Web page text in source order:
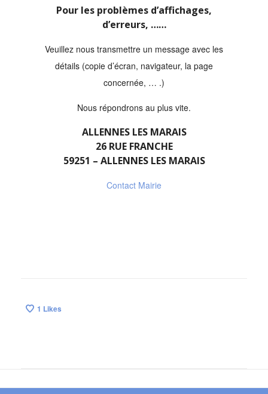
Pour les problèmes d’affichages,
d’erreurs, ……
Veuillez nous transmettre un message avec les
détails (copie d’écran, navigateur, la page
concernée, … .)
Nous répondrons au plus vite.
ALLENNES LES MARAIS
26 RUE FRANCHE
59251 – ALLENNES LES MARAIS
Contact Mairie
1 Likes